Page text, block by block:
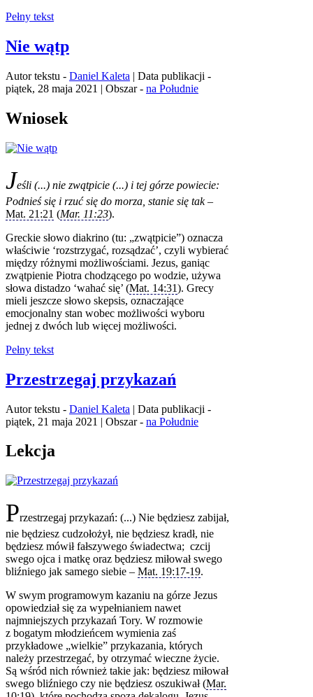
Pełny tekst
Nie wątp
Autor tekstu - Daniel Kaleta | Data publikacji -
piątek, 28 maja 2021 | Obszar - na Południe
Wniosek
Jeśli (...) nie zwątpicie (...) i tej górze powiecie:
Podnieś się i rzuć się do morza, stanie się tak –
Mat. 21:21 (Mar. 11:23).
Greckie słowo diakrino (tu: „zwątpicie”) oznacza
właściwie ‘rozstrzygać, rozsądzać’, czyli wybierać
między różnymi możliwościami. Jezus, ganiąc
zwątpienie Piotra chodzącego po wodzie, używa
słowa distadzo ‘wahać się’ (Mat. 14:31). Grecy
mieli jeszcze słowo skepsis, oznaczające
emocjonalny stan wobec możliwości wyboru
jednej z dwóch lub więcej możliwości.
Pełny tekst
Przestrzegaj przykazań
Autor tekstu - Daniel Kaleta | Data publikacji -
piątek, 21 maja 2021 | Obszar - na Południe
Lekcja
Przestrzegaj przykazań: (...) Nie będziesz zabijał,
nie będziesz cudzołożył, nie będziesz kradł, nie
będziesz mówił fałszywego świadectwa; czcij
swego ojca i matkę oraz będziesz miłował swego
bliźniego jak samego siebie – Mat. 19:17‑19.
W swym programowym kazaniu na górze Jezus
opowiedział się za wypełnianiem nawet
najmniejszych przykazań Tory. W rozmowie
z bogatym młodzieńcem wymienia zaś
przykładowe „wielkie” przykazania, których
należy przestrzegać, by otrzymać wieczne życie.
Są wśród nich również takie jak: będziesz miłował
swego bliźniego czy nie będziesz oszukiwał (Mar.